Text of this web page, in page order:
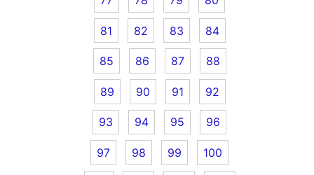
81 82 83 84
85 86 87 88
89 90 91 92
93 94 95 96
97 98 99 100